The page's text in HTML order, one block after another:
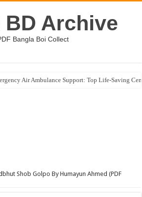
BD Archive
Bangla Boi Collect
Air Ambulance Support: Top Life-Saving
Shob Golpo By Humayun Ahmed (PDF